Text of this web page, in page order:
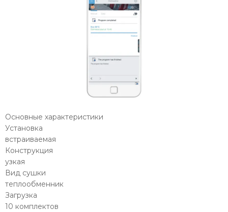
Основные характеристики
Установка
встраиваемая
Конструкция
узкая
Вид сушки
теплообменник
Загрузка
10 комплектов